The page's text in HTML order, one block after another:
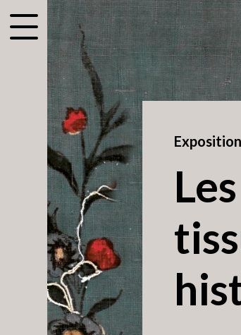
accessibility.menu